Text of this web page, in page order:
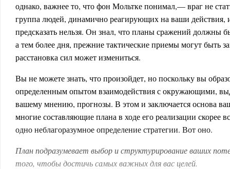
однако, важнее то, что фон Мольтке понимал,— враг не
группа людей, динамично реагирующих на ваши действия,
предсказать нельзя. Он знал, что планы сражений должны
а тем более дня, прежние тактические приемы могут быть
расстановка сил может измениться.
Вы не можете знать, что произойдет, но поскольку вы
определенным опытом взаимодействия с окружающими,
вашему мнению, прогнозы. В этом и заключается основа
многие составляющие плана в ходе его реализации скорее
одно неблагоразумное определение стратегии. Вот оно.
План подразумевает выбор и структурирование ваших
того, чтобы достичь самых важных для вас целей.